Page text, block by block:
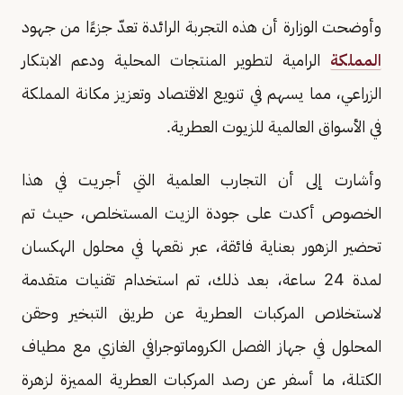
وأوضحت الوزارة أن هذه التجربة الرائدة تعدّ جزءًا من جهود
المملكة الرامية لتطوير المنتجات المحلية ودعم الابتكار
الزراعي، مما يسهم في تنويع الاقتصاد وتعزيز مكانة المملكة
في الأسواق العالمية للزيوت العطرية.
وأشارت إلى أن التجارب العلمية التي أجريت في هذا
الخصوص أكدت على جودة الزيت المستخلص، حيث تم
تحضير الزهور بعناية فائقة، عبر نقعها في محلول الهكسان
لمدة 24 ساعة، بعد ذلك، تم استخدام تقنيات متقدمة
لاستخلاص المركبات العطرية عن طريق التبخير وحقن
المحلول في جهاز الفصل الكروماتوجرافي الغازي مع مطياف
الكتلة، ما أسفر عن رصد المركبات العطرية المميزة لزهرة